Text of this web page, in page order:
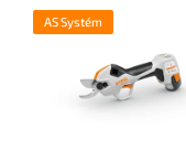
Nejprodávanější
AS Systém